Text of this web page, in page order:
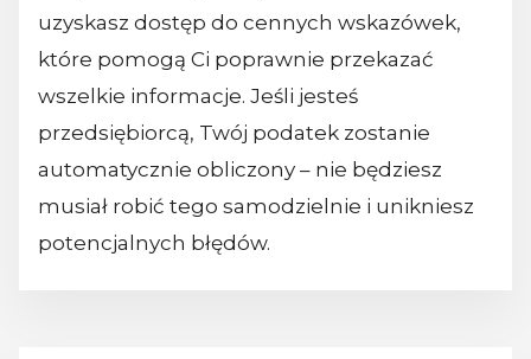
uzyskasz dostęp do cennych wskazówek,
które pomogą Ci poprawnie przekazać
wszelkie informacje. Jeśli jesteś
przedsiębiorcą, Twój podatek zostanie
automatycznie obliczony – nie będziesz
musiał robić tego samodzielnie i unikniesz
potencjalnych błędów.